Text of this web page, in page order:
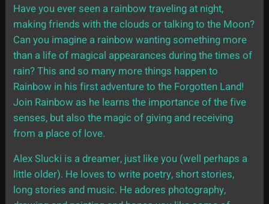
Have you ever seen a rainbow traveling at night,
making friends with the clouds or talking to the Moon?
Can you imagine a rainbow wanting something more
than a life of magical appearances during the times of
rain? This and so many more things happen to
Rainbow in his first adventure to the Forgotten Land!
Join Rainbow as he learns the importance of the five
senses, but also the magic of giving and receiving
from a place of love.
Alex Slucki is a dreamer, just like you (well perhaps a
little older). He loves to write poetry, short stories,
long stories and music. He adores photography,